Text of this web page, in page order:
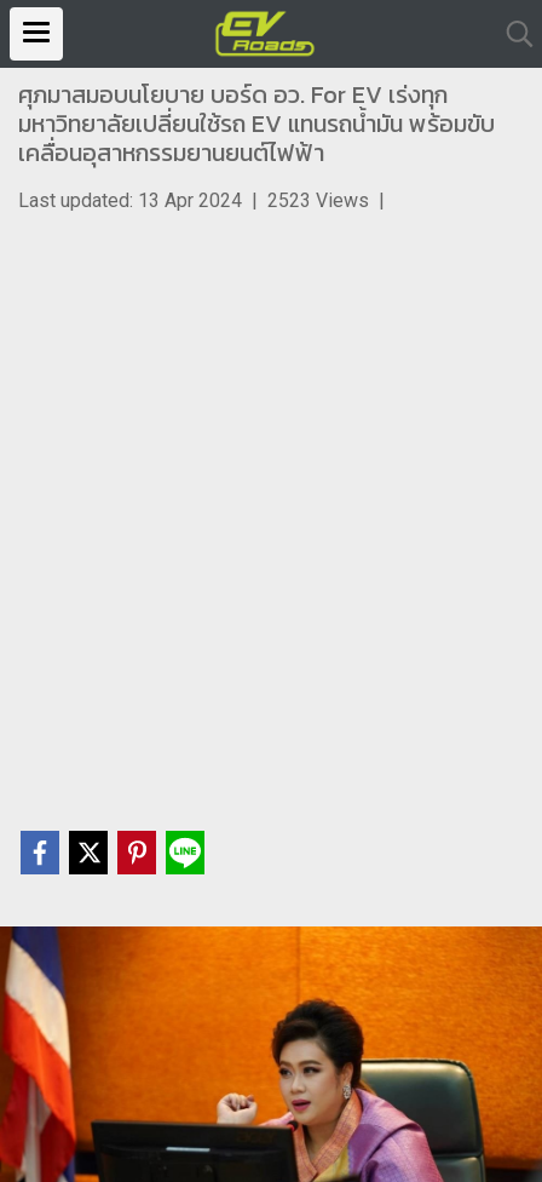
ศุภมาสมอบนโยบาย บอร์ด อว. For EV เร่งทุก
มหาวิทยาลัยเปลี่ยนใช้รถ EV แทนรถน้ำมัน พร้อมขับ
เคลื่อนอุสาหกรรมยานยนต์ไฟฟ้า
Last updated: 13 Apr 2024 | 2523 Views |